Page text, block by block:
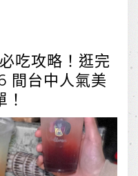
吃攻略！逛完
間台中人氣美